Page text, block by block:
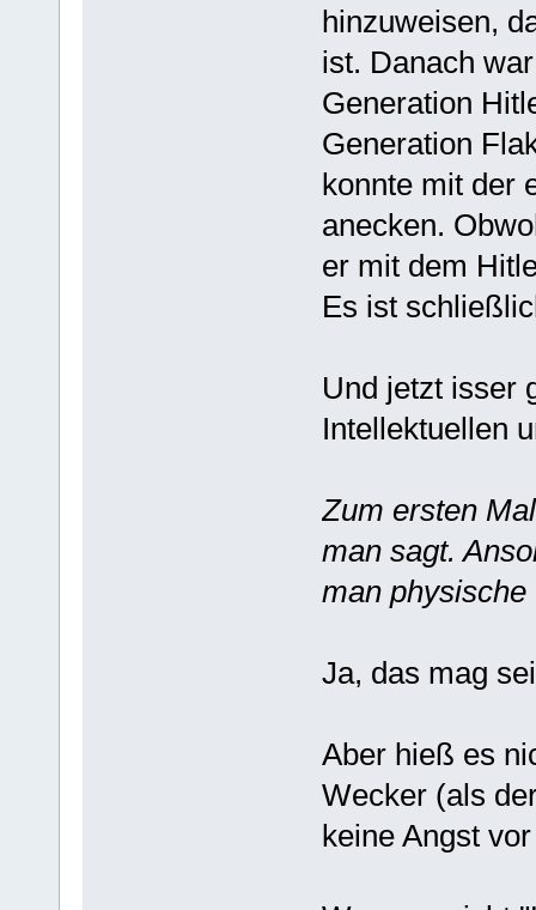
hinzuweisen,
ist. Danach
Generation
Generation
konnte mit der
anecken.
er mit dem
Es ist
Und jetzt isser
Intellektuellen
Zum ersten
man sagt.
man
Ja, das mag
Aber hieß es
Wecker (als
keine Angst